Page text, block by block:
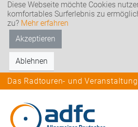
Diese Webseite möchte Cookies
komfortables Surferlebnis zu
zu? Mehr erfahren
Akzeptieren
Ablehnen
Das Radtouren- und